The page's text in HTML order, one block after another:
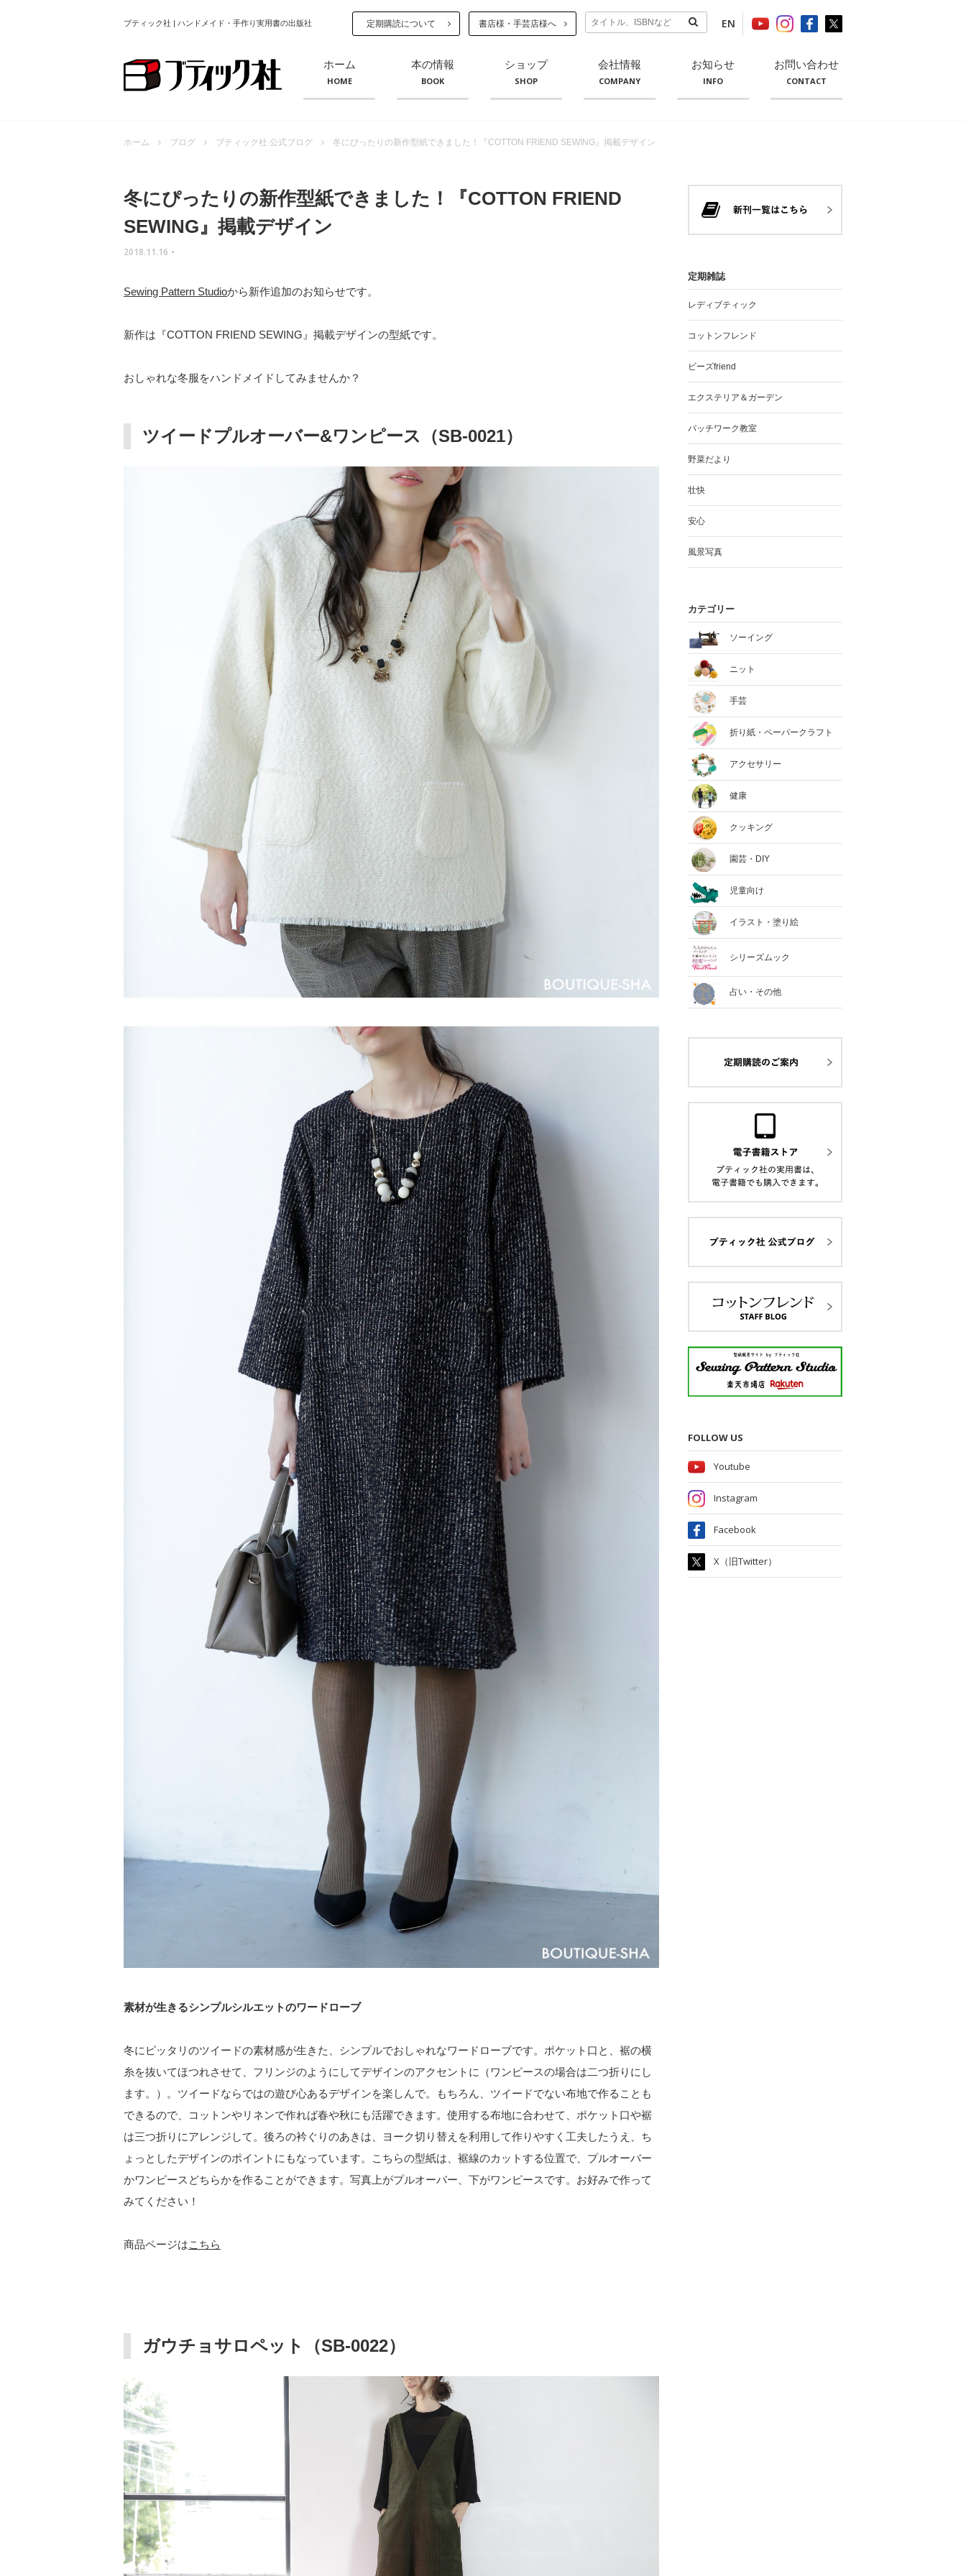
ブティック社 | ハンドメイド・手作り実用書の出版社 定期購読について 書店様・手芸店様へ EN
ホーム
HOME
本の情報
BOOK
ショップ
SHOP
会社情報
COMPANY
お知らせ
INFO
お問い合わせ
CONTACT
ホーム ブログ ブティック社 公式ブログ 冬にぴったりの新作型紙できました！『COTTON FRIEND SEWING』掲載デザイン
冬にぴったりの新作型紙できました！『COTTON FRIEND
SEWING』掲載デザイン
2018.11.16 •
Sewing Pattern Studioから新作追加のお知らせです。
新作は『COTTON FRIEND SEWING』掲載デザインの型紙です。
おしゃれな冬服をハンドメイドしてみませんか？
ツイードプルオーバー&ワンピース（SB-0021）
素材が生きるシンプルシルエットのワードローブ
冬にピッタリのツイードの素材感が生きた、シンプルでおしゃれなワードローブです。ポケット口と、裾の横
糸を抜いてほつれさせて、フリンジのようにしてデザインのアクセントに（ワンピースの場合は二つ折りにし
ます。）。ツイードならではの遊び心あるデザインを楽しんで。もちろん、ツイードでない布地で作ることも
できるので、コットンやリネンで作れば春や秋にも活躍できます。使用する布地に合わせて、ポケット口や裾
は三つ折りにアレンジして。後ろの衿ぐりのあきは、ヨーク切り替えを利用して作りやすく工夫したうえ、ち
ょっとしたデザインのポイントにもなっています。こちらの型紙は、裾線のカットする位置で、プルオーバー
かワンピースどちらかを作ることができます。写真上がプルオーバー、下がワンピースです。お好みで作って
みてください！
商品ページはこちら
ガウチョサロペット（SB-0022）
定期雑誌
レディブティック
コットンフレンド
ビーズfriend
エクステリア＆ガーデン
パッチワーク教室
野菜だより
壮快
安心
風景写真
カテゴリー
ソーイング
ニット
手芸
折り紙・ペーパークラフト
アクセサリー
健康
クッキング
園芸・DIY
児童向け
イラスト・塗り絵
シリーズムック
占い・その他
FOLLOW US
Youtube
Instagram
Facebook
X（旧Twitter）